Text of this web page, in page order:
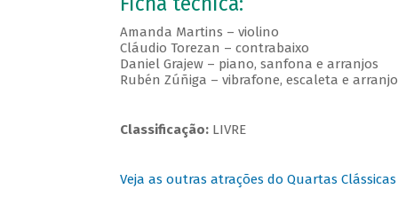
Amanda Martins – violino
Cláudio Torezan – contrabaixo
Daniel Grajew – piano, sanfona e arranjos
Rubén Zúñiga – vibrafone, escaleta e
Classificação:LIVRE
Veja as outras atrações do Quartas Clássicas